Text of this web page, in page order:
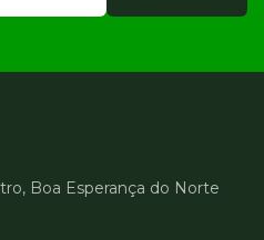
Boa Esperança do Norte